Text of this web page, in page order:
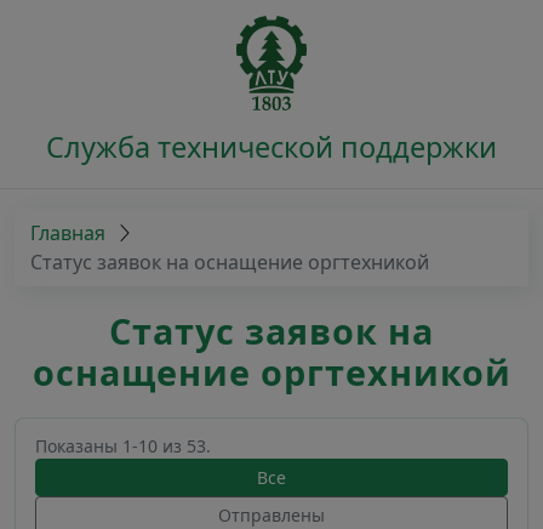
Служба технической поддержки
Главная
Статус заявок на оснащение оргтехникой
Статус заявок на
оснащение оргтехникой
Показаны 1-10 из 53.
Все
Отправлены